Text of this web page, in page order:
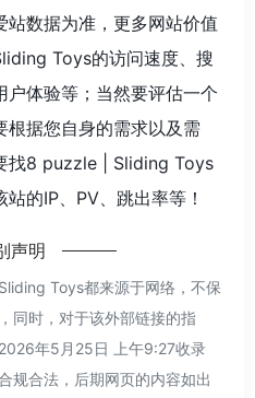
数据为准，更多网站价值
Toys的访问速度、搜
体验等；当然要评估一个
根据您自身的需求以及需
找8 puzzle | Sliding Toys
的IP、PV、跳出率等！
声明
Toys都来源于网络，不保
同时，对于该外部链接的指
年5月25日 上午9:27收录
规合法，后期网页的内容如出